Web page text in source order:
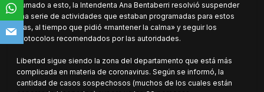
Sumado a esto, la Intendenta Ana Bentaberri resolvió suspender
una serie de actividades que estaban programadas para estos
días, al tiempo que pidió «mantener la calma» y seguir los
protocolos recomendados por las autoridades.
Libertad sigue siendo la zona del departamento que está más
complicada en materia de coronavirus. Según se informó, la
cantidad de casos sospechosos (muchos de los cuales están